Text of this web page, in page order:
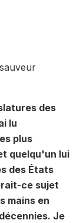
des
lu
plus
quelqu'un lui
des États
ce sujet
mains en
Je